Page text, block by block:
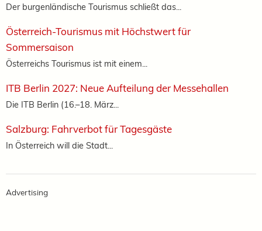
Der burgenländische Tourismus schließt das...
Österreich-Tourismus mit Höchstwert für
Sommersaison
Österreichs Tourismus ist mit einem...
ITB Berlin 2027: Neue Aufteilung der Messehallen
Die ITB Berlin (16.–18. März...
Salzburg: Fahrverbot für Tagesgäste
In Österreich will die Stadt...
Advertising